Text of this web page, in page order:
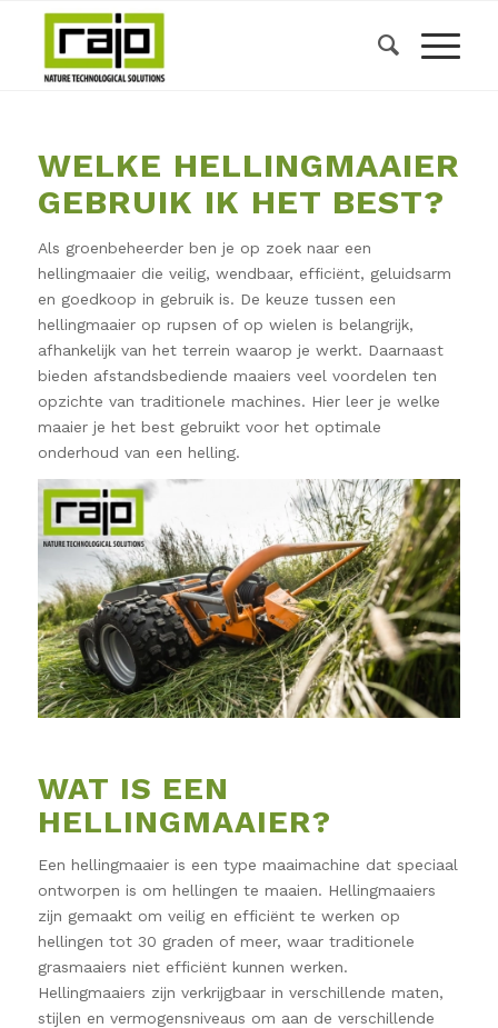
WELKE HELLINGMAAIER
GEBRUIK IK HET BEST?
Als groenbeheerder ben je op zoek naar een
hellingmaaier die veilig, wendbaar, efficiënt, geluidsarm
en goedkoop in gebruik is. De keuze tussen een
hellingmaaier op rupsen of op wielen is belangrijk,
afhankelijk van het terrein waarop je werkt. Daarnaast
bieden afstandsbediende maaiers veel voordelen ten
opzichte van traditionele machines. Hier leer je welke
maaier je het best gebruikt voor het optimale
onderhoud van een helling.
WAT IS EEN
HELLINGMAAIER?
Een hellingmaaier is een type maaimachine dat speciaal
ontworpen is om hellingen te maaien. Hellingmaaiers
zijn gemaakt om veilig en efficiënt te werken op
hellingen tot 30 graden of meer, waar traditionele
grasmaaiers niet efficiënt kunnen werken.
Hellingmaaiers zijn verkrijgbaar in verschillende maten,
stijlen en vermogensniveaus om aan de verschillende